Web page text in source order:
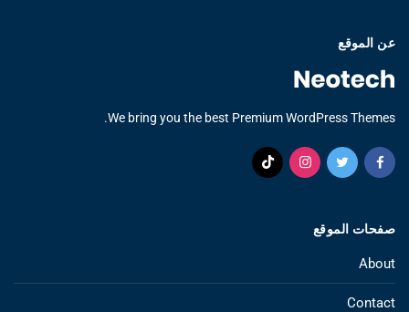
عن الموقع
We bring you the best Premium WordPress Themes.
صفحات الموقع
About
Contact